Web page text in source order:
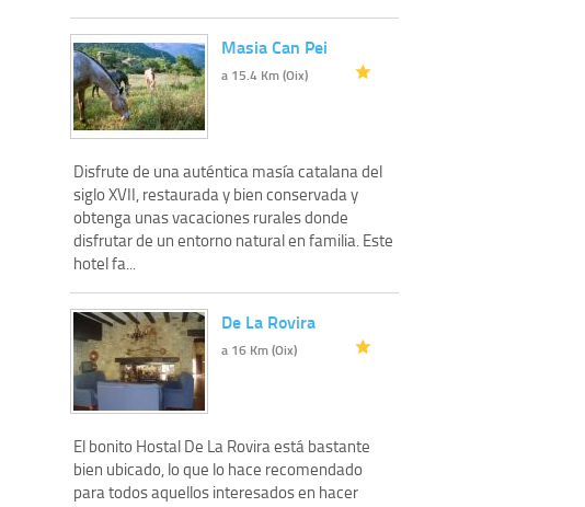
Masia Can Pei
a 15.4 Km (Oix)
Disfrute de una auténtica masía catalana del
siglo XVII, restaurada y bien conservada y
obtenga unas vacaciones rurales donde
disfrutar de un entorno natural en familia. Este
hotel fa...
De La Rovira
a 16 Km (Oix)
El bonito Hostal De La Rovira está bastante
bien ubicado, lo que lo hace recomendado
para todos aquellos interesados en hacer